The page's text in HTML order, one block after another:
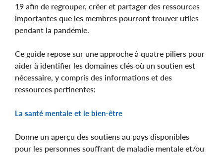
19 afin de regrouper, créer et partager des ressources
importantes que les membres pourront trouver utiles
pendant la pandémie.
Ce guide repose sur une approche à quatre piliers pour
aider à identifier les domaines clés où un soutien est
nécessaire, y compris des informations et des
ressources pertinentes:
La santé mentale et le bien-être
Donne un aperçu des soutiens au pays disponibles
pour les personnes souffrant de maladie mentale et/ou